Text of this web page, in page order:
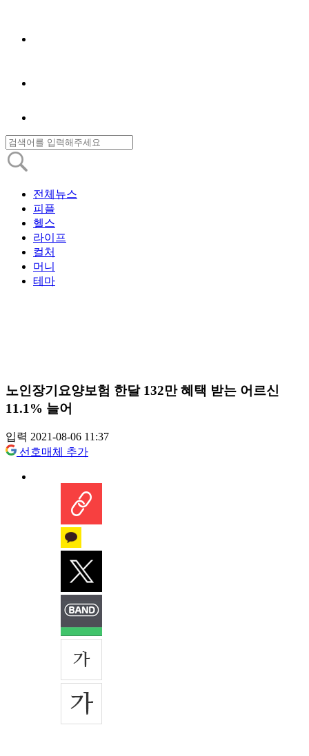
전체뉴스
피플
헬스
라이프
컬처
머니
테마
노인장기요양보험 한달 132만 혜택 받는 어르신
11.1% 늘어
입력 2021-08-06 11:37
선호매체 추가